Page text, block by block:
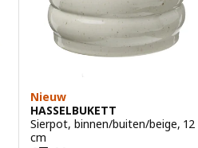
Nieuw
HASSELBUKETT
Sierpot, binnen/buiten/beige, 12
cm